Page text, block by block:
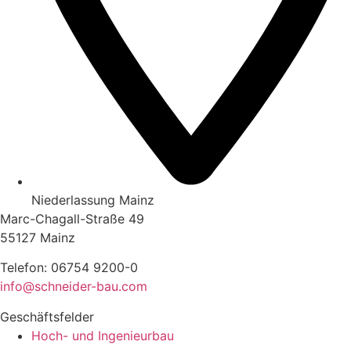
Niederlassung Mainz
Marc-Chagall-Straße 49
55127 Mainz
Telefon: 06754 9200-0
info@schneider-bau.com
Geschäftsfelder
Hoch- und Ingenieurbau